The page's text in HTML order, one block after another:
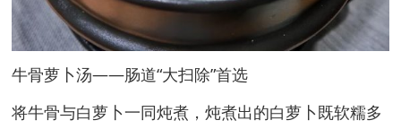
牛骨萝卜汤——肠道“大扫除”首选
将牛骨与白萝卜一同炖煮，炖煮出的白萝卜既软糯多